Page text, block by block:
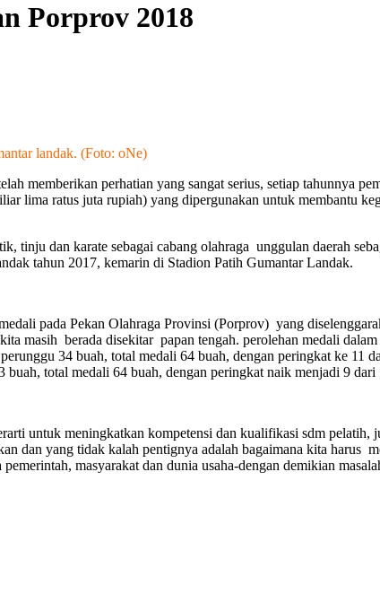
Porprov 2018
landak. (Foto: oNe)
memberikan perhatian yang sangat serius, setiap tahunnya
lima ratus juta rupiah) yang dipergunakan untuk membantu
dan karate sebagai cabang olahraga unggulan daerah
tahun 2017, kemarin di Stadion Patih Gumantar Landak.
pada Pekan Olahraga Provinsi (Porprov) yang
masih berada disekitar papan tengah. perolehan medali
34 buah, total medali 64 buah, dengan peringkat ke 11
total medali 64 buah, dengan peringkat naik menjadi 9 dari
untuk meningkatkan kompetensi dan kualifikasi sdm pelatih,
dan yang tidak kalah pentignya adalah bagaimana kita harus
masyarakat dan dunia usaha-dengan demikian